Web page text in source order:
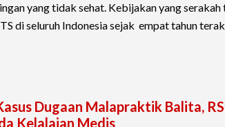
yang tidak sehat. Kebijakan yang
di seluruh Indonesia sejak empat tahun
Dugaan Malapraktik Balita,
Kelalaian Medis